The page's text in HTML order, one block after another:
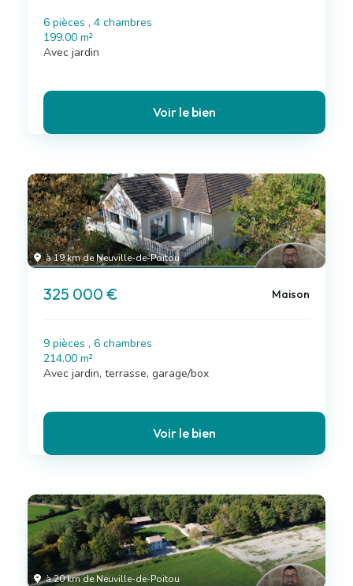
6 pièces , 4 chambres
199.00 m²
Avec jardin
Voir le bien
à 19 km de Neuville-de-Poitou
325 000 € Maison
9 pièces , 6 chambres
214.00 m²
Avec jardin, terrasse, garage/box
Voir le bien
à 20 km de Neuville-de-Poitou